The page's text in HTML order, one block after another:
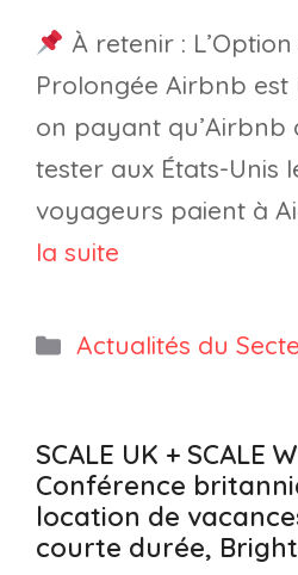
À retenir :
Prolongée Airbnb
on payant qu’Airbnb
tester aux États-Unis
voyageurs paient à
la suite
Catégories
Actualités du
SCALE UK + SCALE
Conférence
location de
courte durée,